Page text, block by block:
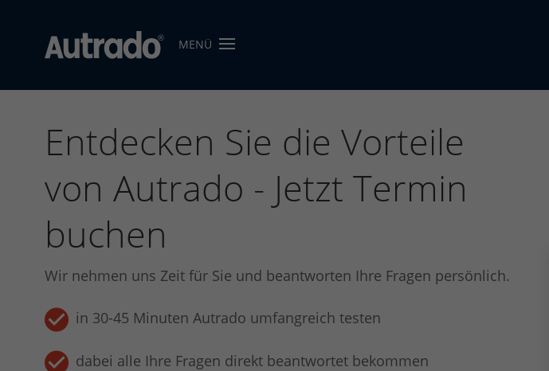
Kfz-
Autohändler
Management-
System
für
den
MENÜ
Entdecken Sie die Vorteile
von Autrado - Jetzt Termin
buchen
Wir nehmen uns Zeit für Sie und beantworten Ihre Fragen persönlich.
in 30-45 Minuten Autrado umfangreich testen
dabei alle Ihre Fragen direkt beantwortet bekommen